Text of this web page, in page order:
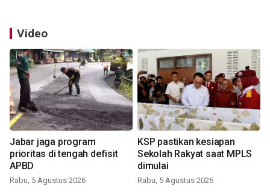
Video
Jabar jaga program
prioritas di tengah defisit
APBD
Rabu, 5 Agustus 2026
KSP pastikan kesiapan
Sekolah Rakyat saat MPLS
dimulai
Rabu, 5 Agustus 2026